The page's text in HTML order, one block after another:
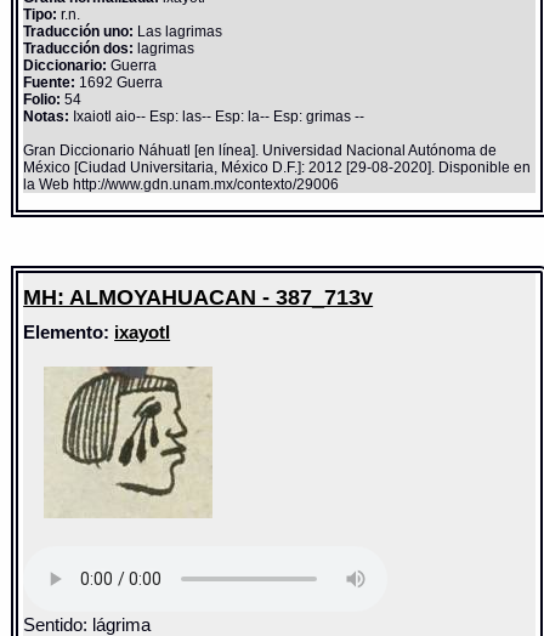
Tipo: r.n.
Traducción uno: Las lagrimas
Traducción dos: lagrimas
Diccionario:Guerra
Fuente: 1692 Guerra
Folio: 54
Notas: Ixaiotl aio-- Esp: las-- Esp: la-- Esp: grimas --
Gran Diccionario Náhuatl [en línea]. Universidad Nacional Autónoma de
México [Ciudad Universitaria, México D.F.]: 2012 [29-08-2020]. Disponible en
la Web http://www.gdn.unam.mx/contexto/29006
MH: ALMOYAHUACAN - 387_713v
Elemento: ixayotl
Sentido: lágrima